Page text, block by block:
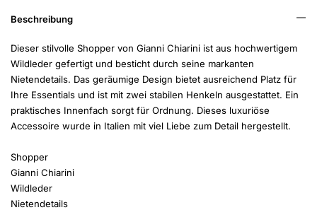
Beschreibung
Dieser stilvolle Shopper von Gianni Chiarini ist aus hochwertigem
Wildleder gefertigt und besticht durch seine markanten
Nietendetails. Das geräumige Design bietet ausreichend Platz für
Ihre Essentials und ist mit zwei stabilen Henkeln ausgestattet. Ein
praktisches Innenfach sorgt für Ordnung. Dieses luxuriöse
Accessoire wurde in Italien mit viel Liebe zum Detail hergestellt.
Shopper
Gianni Chiarini
Wildleder
Nietendetails